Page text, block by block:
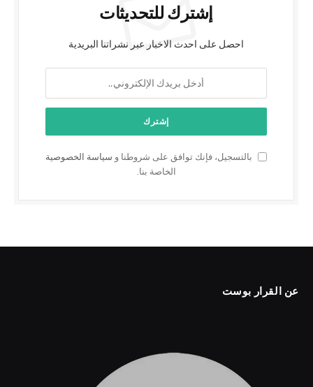
إشترك للتحديثات
احصل على احدث الاخبار عبر نشراتنا البريدية
بالتسجيل، فإنك توافق على شروطنا و سياسة الخصوصية
الخاصة بنا.
عن القرار بوست